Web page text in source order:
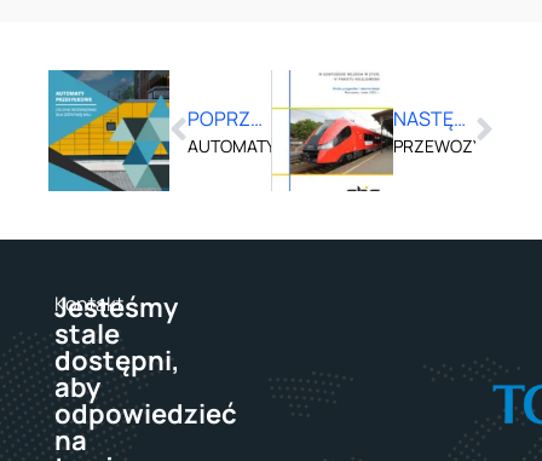
POPRZEDNI
AUTOMATY PRZESYŁKOWE – ZIELONE
NASTĘPNY
PRZEWOZY
Kontakt
Jesteśmy
stale
dostępni,
aby
odpowiedzieć
na